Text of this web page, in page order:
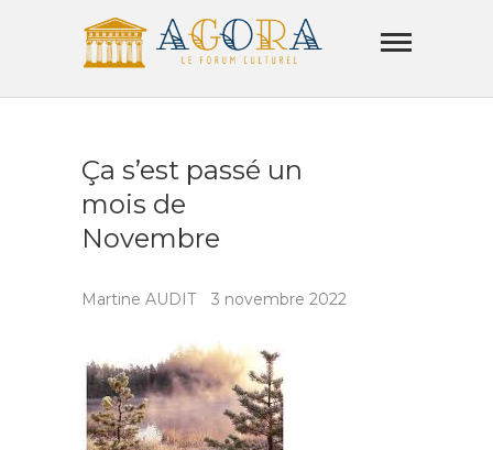
Agora
LE FORUM CULTUREL
Ça s’est passé un
mois de
Novembre
Martine AUDIT 3 novembre 2022